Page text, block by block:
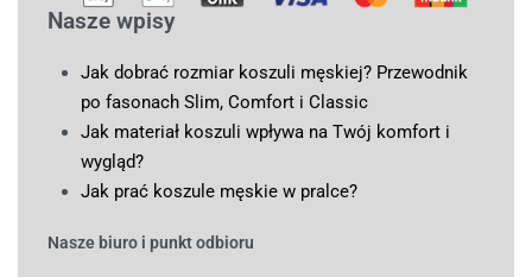
Nasze wpisy
Jak dobrać rozmiar koszuli męskiej? Przewodnik
po fasonach Slim, Comfort i Classic
Jak materiał koszuli wpływa na Twój komfort i
wygląd?
Jak prać koszule męskie w pralce?
Nasze biuro i punkt odbioru